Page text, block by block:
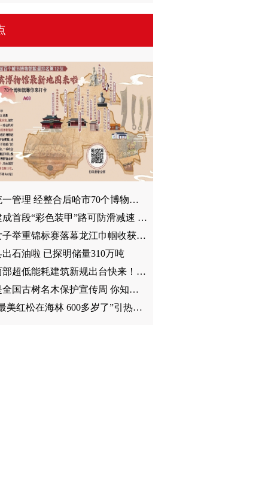
纳入统一管理 经整合后哈市70个博物馆等你来打卡全国百个城市博物馆数量排名第12位
冰城建成首段“彩色装甲”路可防滑减速 应对雨雪天气
全国女子举重锦标赛落幕龙江巾帼收获五银一铜创近12年来最好成绩
石油啦 已探明储量310万吨
我省两部超低能耗建筑新规出台快来！看看超低能耗房子啥样恒湿恒氧恒温 采暖费降低近一半 碳排放量减少45%以上
本周是全国古树名木保护宣传周 你知道吗？中国最美红松在海林 600多岁了我省古树名木共4322株
“中国最美红松在海林 600多岁了”引热议 专家科普我省古树名木古树群最多千余株 超500岁的有3株